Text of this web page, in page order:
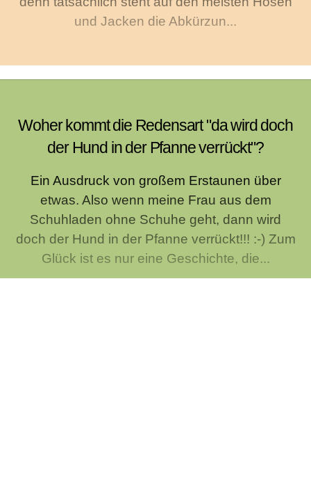
und Jacken die Abkürzun...
Woher kommt die Redensart "da wird doch
der Hund in der Pfanne verrückt"?
Ein Ausdruck von großem Erstaunen über
etwas. Also wenn meine Frau aus dem
Schuhladen ohne Schuhe geht, dann wird
doch der Hund in der Pfanne verrückt!!! :-) Zum
Glück ist es nur eine Geschichte, die...